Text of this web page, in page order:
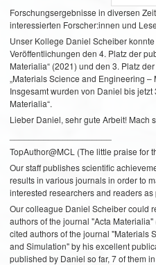
Forschungsergebnisse in diversen
interessierten Forscher:innen und
Unser Kollege Daniel Scheiber
Veröffentlichungen den 4. Platz der
Materialia“ (2021) und den 3. Platz
„Materials Science and Engineering
Insgesamt wurden von Daniel bis
Materialia“.
Lieber Daniel, sehr gute Arbeit! Mach
TopAuthor@MCL (The little praise for
Our staff publishes scientific
results in various journals in order to
interested researchers and readers as
Our colleague Daniel Scheiber could
authors of the journal "Acta
cited authors of the journal "Materials
and Simulation" by his excellent
published by Daniel so far, 7 of them